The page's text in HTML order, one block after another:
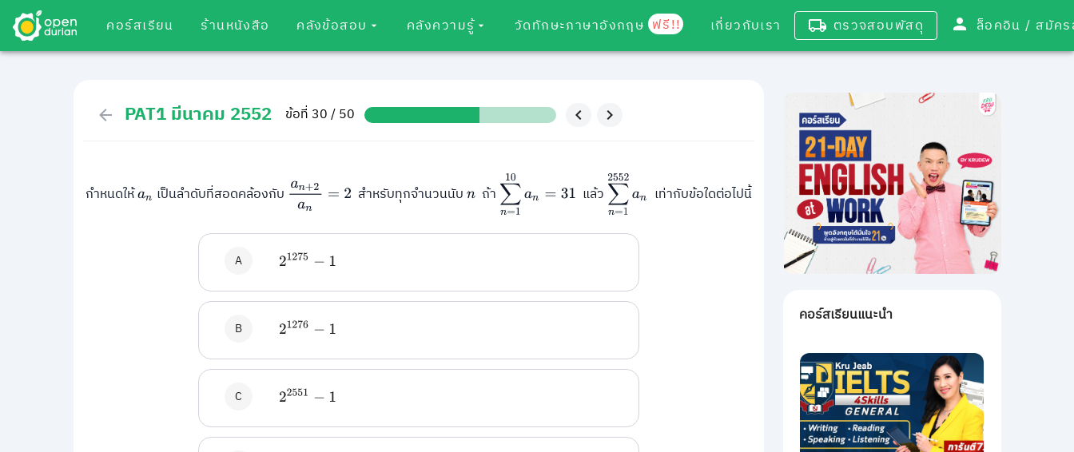
คอร์สเรียน ร้านหนังสือ คลังข้อสอบ คลังความรู้ วัดทักษะภาษาอังกฤษ ฟรี!! เกี่ยวกับเรา ตรวจสอบพัสดุ ล็อคอิน /
PAT1 มีนาคม 2552 ข้อที่ 30 / 50
กำหนดให้an เป็นลำดับที่สอดคล้องกับ an+2a n= 2 สำหรับทุกจำนวนนับn ถ้า
∑n=
แล้ว
∑n=1
เท่ากับข้อใดต่อไปนี้
A 21275− 1
B 21276− 1
C 22551− 1
คอร์สเรียนแนะนำ